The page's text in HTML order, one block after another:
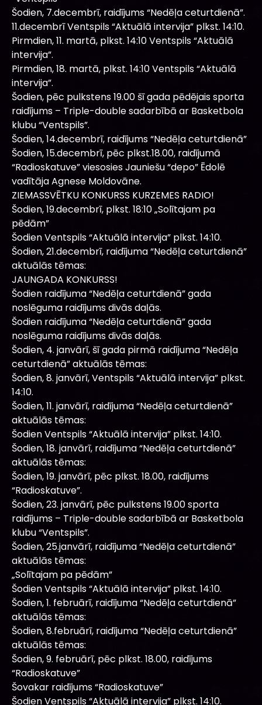
Šodien, 7.decembrī, raidījums “Nedēļa ceturtdienā”.
11.decembrī Ventspils “Aktuālā intervija” plkst. 14:10.
Pirmdien, 11. martā, plkst. 14:10 Ventspils “Aktuālā
intervija”.
Pirmdien, 18. martā, plkst. 14:10 Ventspils “Aktuālā
intervija”.
Šodien, pēc pulkstens 19.00 šī gada pēdējais sporta
raidījums – Triple-double sadarbībā ar Basketbola
klubu “Ventspils”.
Šodien, 14.decembrī, raidījums “Nedēļa ceturtdienā”
Šodien, 15.decembrī, pēc plkst.18.00, raidījumā
“Radioskatuve” viesosies Jauniešu “depo” Ēdolē
vadītāja Agnese Moldovāne.
ZIEMASSVĒTKU KONKURSS KURZEMES RADIO!
Šodien, 19.decembrī, plkst. 18:10 „Solītajam pa
pēdām”
Šodien Ventspils “Aktuālā intervija” plkst. 14:10.
Šodien, 21.decembrī, raidījuma “Nedēļa ceturtdienā”
aktuālās tēmas:
JAUNGADA KONKURSS!
Šodien raidījuma “Nedēļa ceturtdienā” gada
noslēguma raidījums divās daļās.
Šodien raidījuma “Nedēļa ceturtdienā” gada
noslēguma raidījums divās daļās.
Šodien, 4. janvārī, šī gada pirmā raidījuma “Nedēļa
ceturtdienā” aktuālās tēmas:
Šodien, 8. janvārī, Ventspils “Aktuālā intervija” plkst.
14:10.
Šodien, 11. janvārī, raidījuma “Nedēļa ceturtdienā”
aktuālās tēmas:
Šodien Ventspils “Aktuālā intervija” plkst. 14:10.
Šodien, 18. janvārī, raidījuma “Nedēļa ceturtdienā”
aktuālās tēmas:
Šodien, 19. janvārī, pēc plkst. 18.00, raidījums
“Radioskatuve”.
Šodien, 23. janvārī, pēc pulkstens 19.00 sporta
raidījums – Triple-double sadarbībā ar Basketbola
klubu “Ventspils”.
Šodien, 25.janvārī, raidījuma “Nedēļa ceturtdienā”
aktuālās tēmas:
„Solītajam pa pēdām”
Šodien Ventspils “Aktuālā intervija” plkst. 14:10.
Šodien, 1. februārī, raidījuma “Nedēļa ceturtdienā”
aktuālās tēmas:
Šodien, 8.februārī, raidījuma “Nedēļa ceturtdienā”
aktuālās tēmas:
Šodien, 9. februārī, pēc plkst. 18.00, raidījums
“Radioskatuve”
Šovakar raidījums “Radioskatuve”
Šodien Ventspils “Aktuālā intervija” plkst. 14:10.